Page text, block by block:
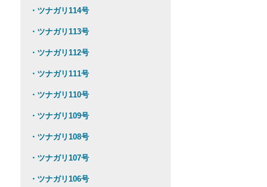
・ツナガリ114号
・ツナガリ113号
・ツナガリ112号
・ツナガリ111号
・ツナガリ110号
・ツナガリ109号
・ツナガリ108号
・ツナガリ107号
・ツナガリ106号